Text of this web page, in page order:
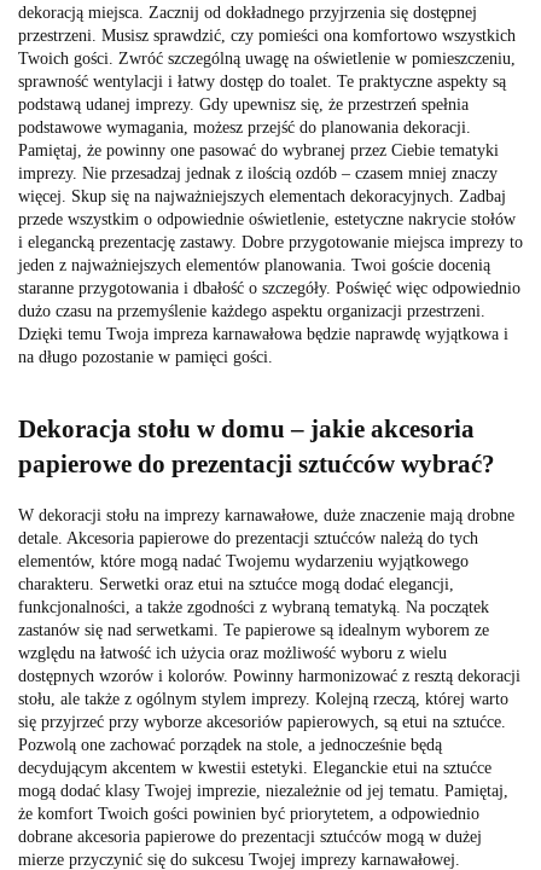
dekoracją miejsca. Zacznij od dokładnego przyjrzenia się dostępnej
przestrzeni. Musisz sprawdzić, czy pomieści ona komfortowo wszystkich
Twoich gości. Zwróć szczególną uwagę na oświetlenie w pomieszczeniu,
sprawność wentylacji i łatwy dostęp do toalet. Te praktyczne aspekty są
podstawą udanej imprezy. Gdy upewnisz się, że przestrzeń spełnia
podstawowe wymagania, możesz przejść do planowania dekoracji.
Pamiętaj, że powinny one pasować do wybranej przez Ciebie tematyki
imprezy. Nie przesadzaj jednak z ilością ozdób – czasem mniej znaczy
więcej. Skup się na najważniejszych elementach dekoracyjnych. Zadbaj
przede wszystkim o odpowiednie oświetlenie, estetyczne nakrycie stołów
i elegancką prezentację zastawy. Dobre przygotowanie miejsca imprezy to
jeden z najważniejszych elementów planowania. Twoi goście docenią
staranne przygotowania i dbałość o szczegóły. Poświęć więc odpowiednio
dużo czasu na przemyślenie każdego aspektu organizacji przestrzeni.
Dzięki temu Twoja impreza karnawałowa będzie naprawdę wyjątkowa i
na długo pozostanie w pamięci gości.
Dekoracja stołu w domu – jakie akcesoria
papierowe do prezentacji sztućców wybrać?
W dekoracji stołu na imprezy karnawałowe, duże znaczenie mają drobne
detale. Akcesoria papierowe do prezentacji sztućców należą do tych
elementów, które mogą nadać Twojemu wydarzeniu wyjątkowego
charakteru. Serwetki oraz etui na sztućce mogą dodać elegancji,
funkcjonalności, a także zgodności z wybraną tematyką. Na początek
zastanów się nad serwetkami. Te papierowe są idealnym wyborem ze
względu na łatwość ich użycia oraz możliwość wyboru z wielu
dostępnych wzorów i kolorów. Powinny harmonizować z resztą dekoracji
stołu, ale także z ogólnym stylem imprezy. Kolejną rzeczą, której warto
się przyjrzeć przy wyborze akcesoriów papierowych, są etui na sztućce.
Pozwolą one zachować porządek na stole, a jednocześnie będą
decydującym akcentem w kwestii estetyki. Eleganckie etui na sztućce
mogą dodać klasy Twojej imprezie, niezależnie od jej tematu. Pamiętaj,
że komfort Twoich gości powinien być priorytetem, a odpowiednio
dobrane akcesoria papierowe do prezentacji sztućców mogą w dużej
mierze przyczynić się do sukcesu Twojej imprezy karnawałowej.